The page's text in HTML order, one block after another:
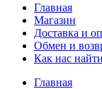
Главная
Магазин
Доставка и
Обмен и
Как нас найти
Главная